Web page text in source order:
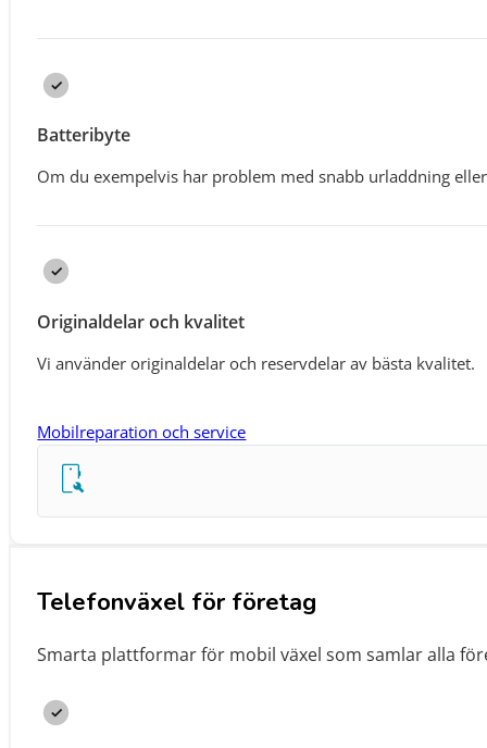
Batteribyte
Om du exempelvis har problem med snabb urladdning
Originaldelar och kvalitet
Vi använder originaldelar och reservdelar av bästa kvalitet.
Mobilreparation och service
Telefonväxel för företag
Smarta plattformar för mobil växel som samlar alla